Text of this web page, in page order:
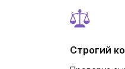
Строгий